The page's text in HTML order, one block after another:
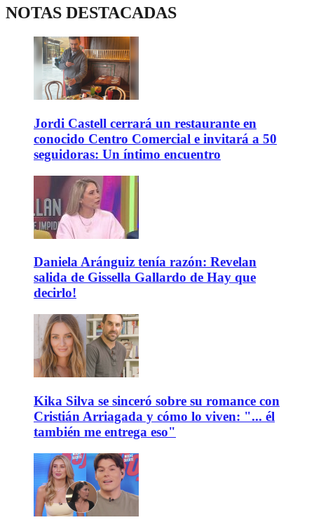
NOTAS DESTACADAS
Jordi Castell cerrará un restaurante en
conocido Centro Comercial e invitará a 50
seguidoras: Un íntimo encuentro
Daniela Aránguiz tenía razón: Revelan
salida de Gissella Gallardo de Hay que
decirlo!
Kika Silva se sinceró sobre su romance con
Cristián Arriagada y cómo lo viven: "... él
también me entrega eso"